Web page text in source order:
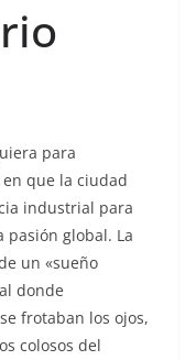
para
que la ciudad
industrial para
global. La
un «sueño
donde
se frotaban los ojos,
colosos del